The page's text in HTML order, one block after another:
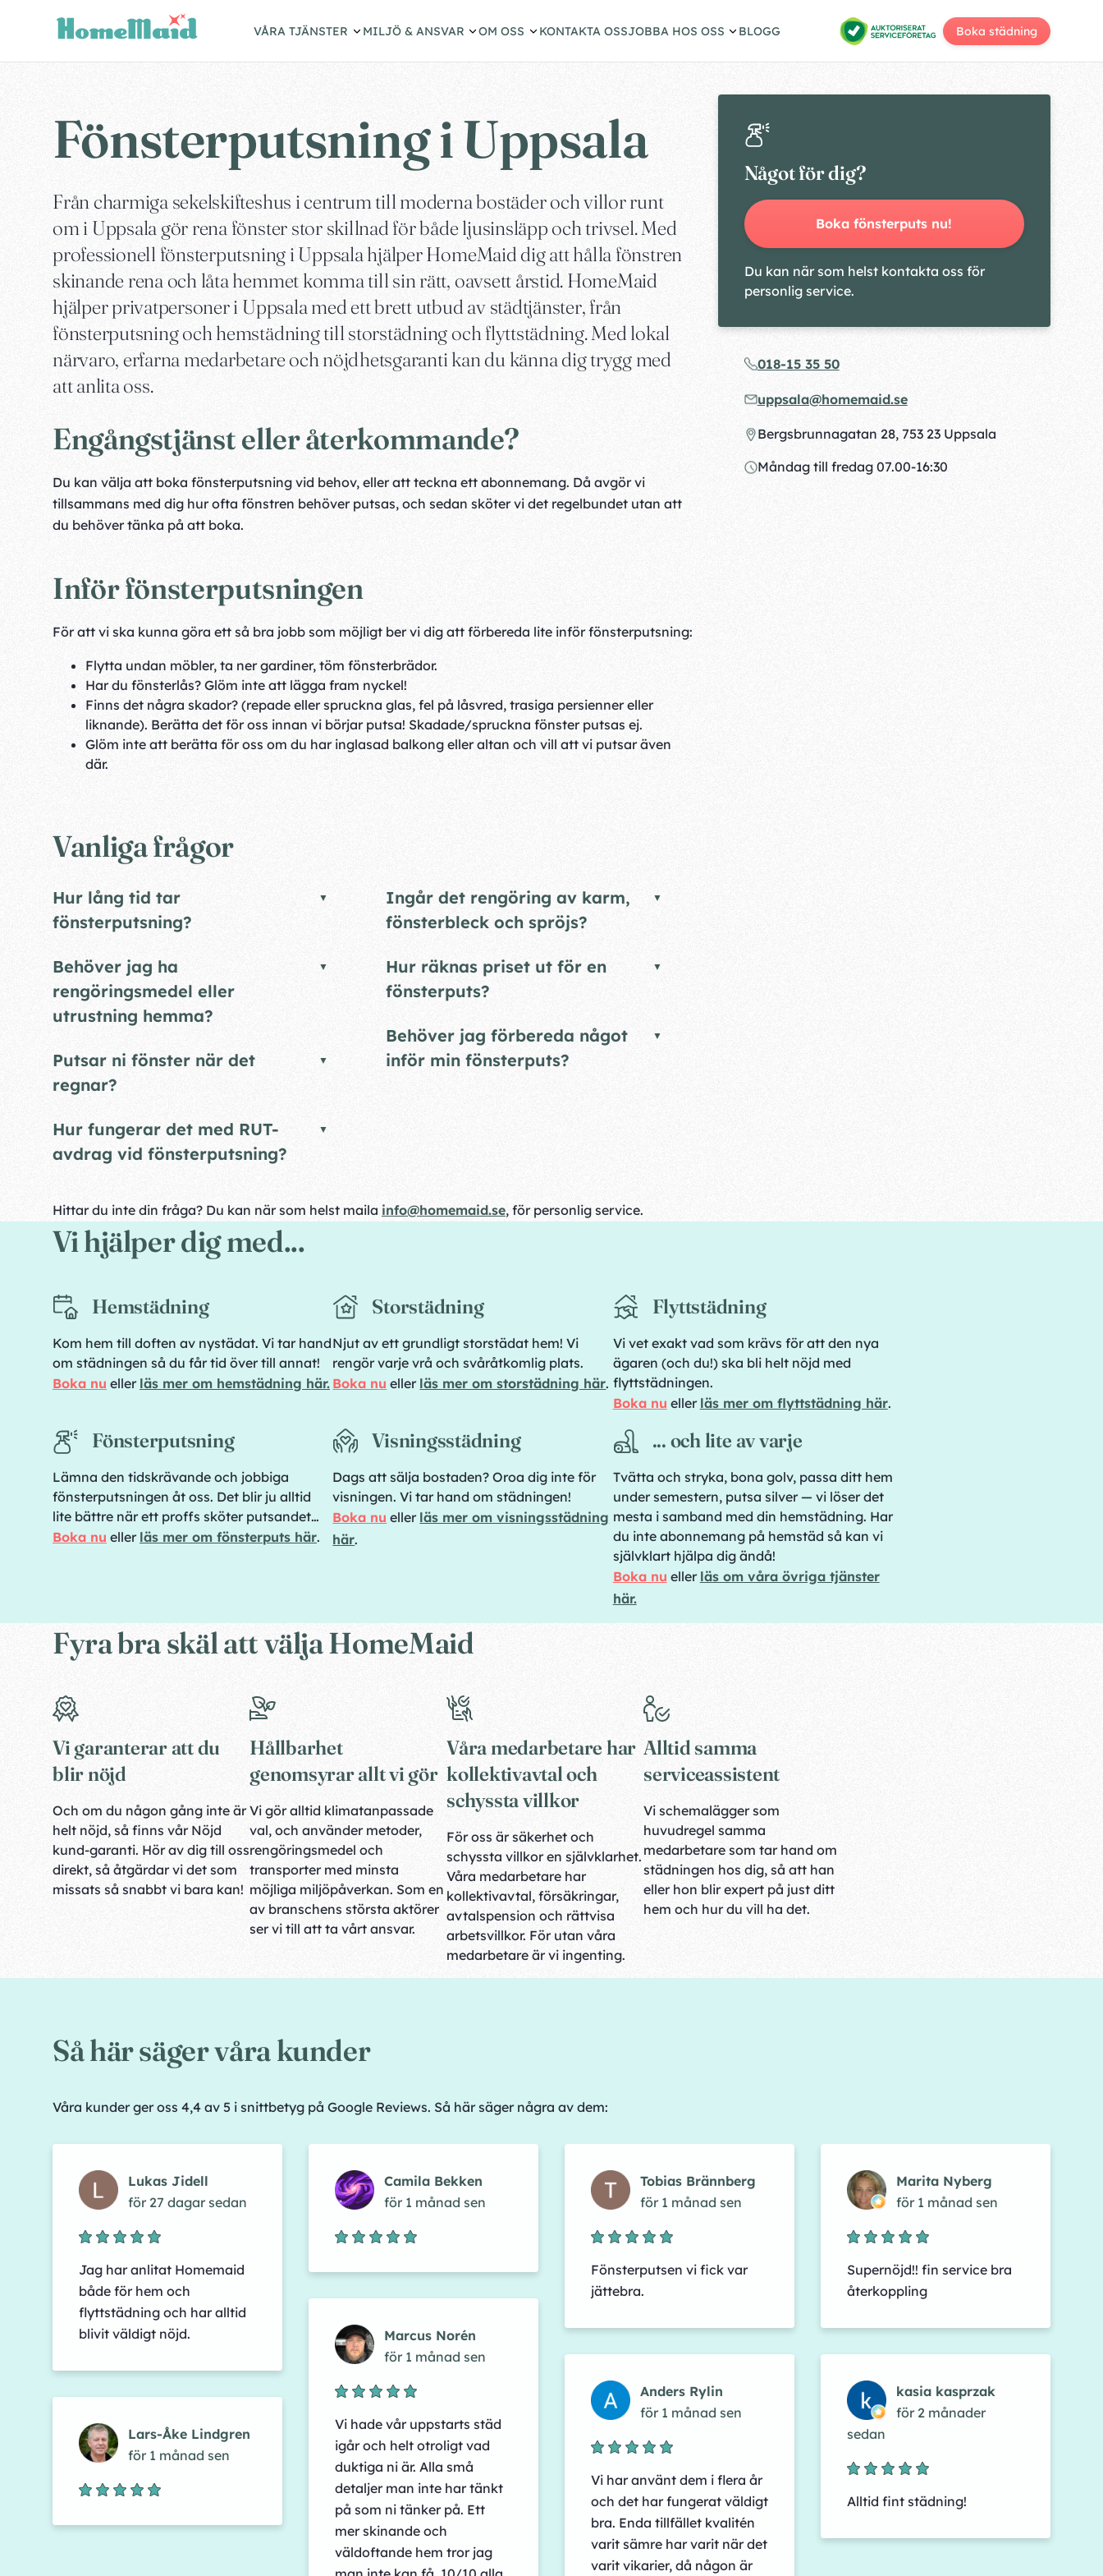
VÅRA TJÄNSTER MILJÖ & ANSVAR OM OSS KONTAKTA OSSJOBBA HOS OSS BLOGG Boka städning
Fönsterputsning i Uppsala
Från charmiga sekelskifteshus i centrum till moderna bostäder och villor runt
om i Uppsala gör rena fönster stor skillnad för både ljusinsläpp och trivsel. Med
professionell fönsterputsning i Uppsala hjälper HomeMaid dig att hålla fönstren
skinande rena och låta hemmet komma till sin rätt, oavsett årstid. HomeMaid
hjälper privatpersoner i Uppsala med ett brett utbud av städtjänster, från
fönsterputsning och hemstädning till storstädning och flyttstädning. Med lokal
närvaro, erfarna medarbetare och nöjdhetsgaranti kan du känna dig trygg med
att anlita oss.
Engångstjänst eller återkommande?
Du kan välja att boka fönsterputsning vid behov, eller att teckna ett abonnemang. Då avgör vi
tillsammans med dig hur ofta fönstren behöver putsas, och sedan sköter vi det regelbundet utan att
du behöver tänka på att boka.
Inför fönsterputsningen
För att vi ska kunna göra ett så bra jobb som möjligt ber vi dig att förbereda lite inför fönsterputsning:
Flytta undan möbler, ta ner gardiner, töm fönsterbrädor.
Har du fönsterlås? Glöm inte att lägga fram nyckel!
Finns det några skador? (repade eller spruckna glas, fel på låsvred, trasiga persienner eller
liknande). Berätta det för oss innan vi börjar putsa! Skadade/spruckna fönster putsas ej.
Glöm inte att berätta för oss om du har inglasad balkong eller altan och vill att vi putsar även
där.
Vanliga frågor
Hur lång tid tar
fönsterputsning?
Behöver jag ha
rengöringsmedel eller
utrustning hemma?
Putsar ni fönster när det
regnar?
Hur fungerar det med RUT-
avdrag vid fönsterputsning?
Ingår det rengöring av karm,
fönsterbleck och spröjs?
Hur räknas priset ut för en
fönsterputs?
Behöver jag förbereda något
inför min fönsterputs?
Hittar du inte din fråga? Du kan när som helst maila info@homemaid.se, för personlig service.
Något för dig?
Boka fönsterputs nu!
Du kan när som helst kontakta oss för
personlig service.
018-15 35 50
uppsala@homemaid.se
Bergsbrunnagatan 28, 753 23 Uppsala
Måndag till fredag 07.00-16:30
Vi hjälper dig med...
Hemstädning
Kom hem till doften av nystädat. Vi tar hand
om städningen så du får tid över till annat!
Boka nu eller läs mer om hemstädning här.
Storstädning
Njut av ett grundligt storstädat hem! Vi
rengör varje vrå och svåråtkomlig plats.
Boka nu eller läs mer om storstädning här.
Flyttstädning
Vi vet exakt vad som krävs för att den nya
ägaren (och du!) ska bli helt nöjd med
flyttstädningen.
Boka nu eller läs mer om flyttstädning här.
Fönsterputsning
Lämna den tidskrävande och jobbiga
fönsterputsningen åt oss. Det blir ju alltid
lite bättre när ett proffs sköter putsandet…
Boka nu eller läs mer om fönsterputs här.
Visningsstädning
Dags att sälja bostaden? Oroa dig inte för
visningen. Vi tar hand om städningen!
Boka nu eller läs mer om visningsstädning
här.
... och lite av varje
Tvätta och stryka, bona golv, passa ditt hem
under semestern, putsa silver — vi löser det
mesta i samband med din hemstädning. Har
du inte abonnemang på hemstäd så kan vi
självklart hjälpa dig ändå!
Boka nu eller läs om våra övriga tjänster
här.
Fyra bra skäl att välja HomeMaid
Vi garanterar att du
blir nöjd
Och om du någon gång inte är
helt nöjd, så finns vår Nöjd
kund-garanti. Hör av dig till oss
direkt, så åtgärdar vi det som
missats så snabbt vi bara kan!
Hållbarhet
genomsyrar allt vi gör
Vi gör alltid klimatanpassade
val, och använder metoder,
rengöringsmedel och
transporter med minsta
möjliga miljöpåverkan. Som en
av branschens största aktörer
ser vi till att ta vårt ansvar.
Våra medarbetare har
kollektivavtal och
schyssta villkor
För oss är säkerhet och
schyssta villkor en självklarhet.
Våra medarbetare har
kollektivavtal, försäkringar,
avtalspension och rättvisa
arbetsvillkor. För utan våra
medarbetare är vi ingenting.
Alltid samma
serviceassistent
Vi schemalägger som
huvudregel samma
medarbetare som tar hand om
städningen hos dig, så att han
eller hon blir expert på just ditt
hem och hur du vill ha det.
Så här säger våra kunder
Våra kunder ger oss 4,4 av 5 i snittbetyg på Google Reviews. Så här säger några av dem:
Lukas Jidell
för 27 dagar sedan
Jag har anlitat Homemaid
både för hem och
flyttstädning och har alltid
blivit väldigt nöjd.
Lars-Åke Lindgren
för 1 månad sen
Camila Bekken
för 1 månad sen
Marcus Norén
för 1 månad sen
Vi hade vår uppstarts städ
igår och helt otroligt vad
duktiga ni är. Alla små
detaljer man inte har tänkt
på som ni tänker på. Ett
mer skinande och
väldoftande hem tror jag
Tobias Brännberg
för 1 månad sen
Fönsterputsen vi fick var
jättebra.
Anders Rylin
för 1 månad sen
Vi har använt dem i flera år
och det har fungerat väldigt
bra. Enda tillfället kvalitén
varit sämre har varit när det
varit vikarier, då någon är
Marita Nyberg
för 1 månad sen
Supernöjd!! fin service bra
återkoppling
kasia kasprzak
för 2 månader
sedan
Alltid fint städning!